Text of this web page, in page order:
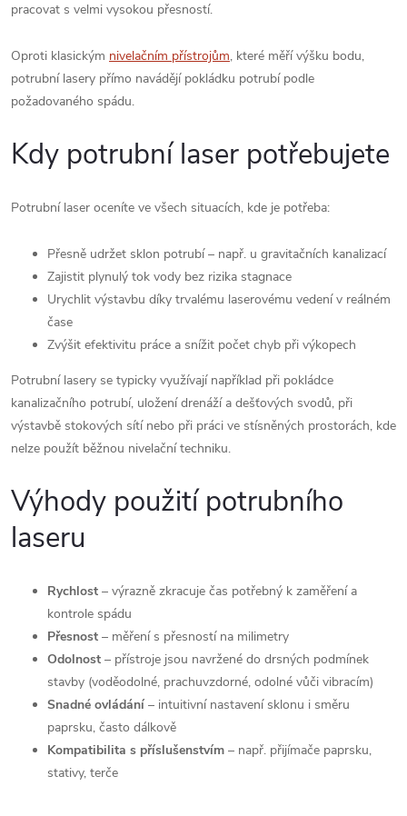
pracovat s velmi vysokou přesností.
Oproti klasickým nivelačním přístrojům, které měří výšku bodu,
potrubní lasery přímo navádějí pokládku potrubí podle
požadovaného spádu.
Kdy potrubní laser potřebujete
Potrubní laser oceníte ve všech situacích, kde je potřeba:
Přesně udržet sklon potrubí – např. u gravitačních kanalizací
Zajistit plynulý tok vody bez rizika stagnace
Urychlit výstavbu díky trvalému laserovému vedení v reálném
čase
Zvýšit efektivitu práce a snížit počet chyb při výkopech
Potrubní lasery se typicky využívají například při pokládce
kanalizačního potrubí, uložení drenáží a dešťových svodů, při
výstavbě stokových sítí nebo při práci ve stísněných prostorách, kde
nelze použít běžnou nivelační techniku.
Výhody použití potrubního
laseru
Rychlost – výrazně zkracuje čas potřebný k zaměření a
kontrole spádu
Přesnost – měření s přesností na milimetry
Odolnost – přístroje jsou navržené do drsných podmínek
stavby (voděodolné, prachuvzdorné, odolné vůči vibracím)
Snadné ovládání – intuitivní nastavení sklonu i směru
paprsku, často dálkově
Kompatibilita s příslušenstvím – např. přijímače paprsku,
stativy, terče